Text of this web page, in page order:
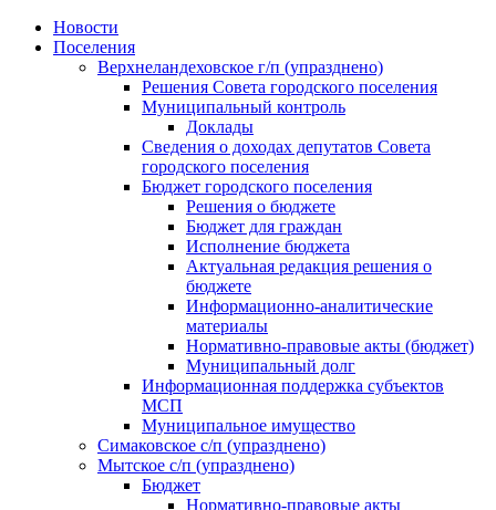
Skip
Новости
Поселения
Верхнеландеховское г/п (упразднено)
Решения Совета городского поселения
Муниципальный контроль
Доклады
Сведения о доходах депутатов Совета
городского поселения
Бюджет городского поселения
Решения о бюджете
Бюджет для граждан
Исполнение бюджета
Актуальная редакция решения о
бюджете
Информационно-аналитические
материалы
Нормативно-правовые акты (бюджет)
Муниципальный долг
Информационная поддержка субъектов
МСП
Муниципальное имущество
Симаковское с/п (упразднено)
Мытское с/п (упразднено)
Бюджет
Нормативно-правовые акты